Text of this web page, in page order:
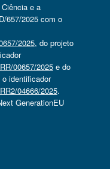
e a
657/2025 com o
2025, do projeto
00657/2025e do
identificador
04666/2025.
GenerationEU